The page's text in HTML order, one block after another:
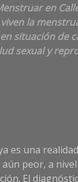
en
la
situación de
sexual y
es una
peor, a
El